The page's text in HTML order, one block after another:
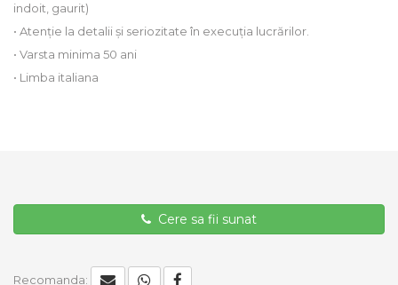
indoit, gaurit)
• Atenție la detalii și seriozitate în execuția lucrărilor.
• Varsta minima 50 ani
• Limba italiana
Cere sa fii sunat
Recomanda: